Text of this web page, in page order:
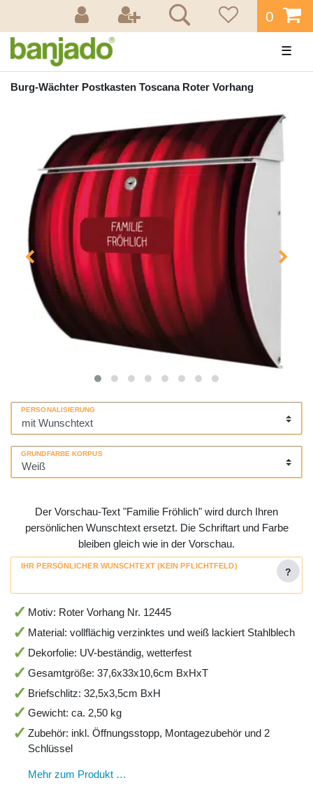
0
☰
Burg-Wächter Postkasten Toscana Roter Vorhang
PERSONALISIERUNG
GRUNDFARBE KORPUS
Der Vorschau-Text "Familie Fröhlich" wird durch Ihren
persönlichen Wunschtext ersetzt. Die Schriftart und Farbe
bleiben gleich wie in der Vorschau.
IHR PERSÖNLICHER WUNSCHTEXT (KEIN PFLICHTFELD)
?
Motiv: Roter Vorhang Nr. 12445
Material: vollflächig verzinktes und weiß lackiert Stahlblech
Dekorfolie: UV-beständig, wetterfest
Gesamtgröße: 37,6x33x10,6cm BxHxT
Briefschlitz: 32,5x3,5cm BxH
Gewicht: ca. 2,50 kg
Zubehör: inkl. Öffnungsstopp, Montagezubehör und 2
Schlüssel
Mehr zum Produkt …